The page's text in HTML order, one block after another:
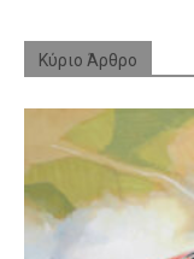
Κύριο Άρθρο